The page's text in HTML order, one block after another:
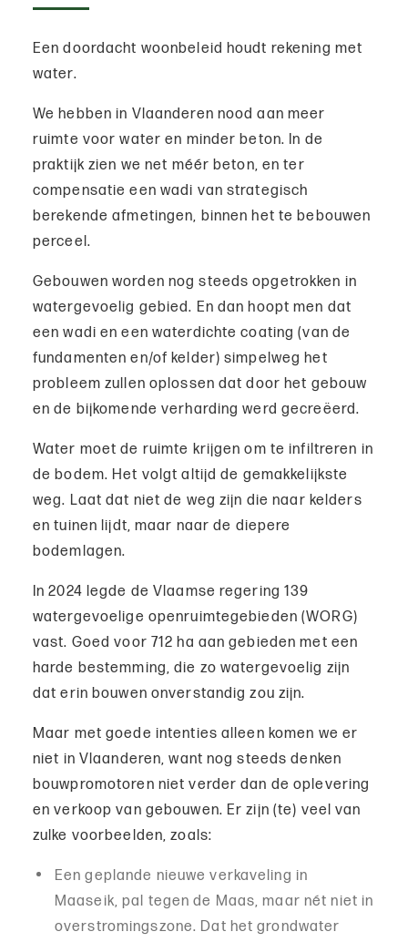
Een doordacht woonbeleid houdt rekening met
water.
We hebben in Vlaanderen nood aan meer
ruimte voor water en minder beton. In de
praktijk zien we net méér beton, en ter
compensatie een wadi van strategisch
berekende afmetingen, binnen het te bebouwen
perceel.
Gebouwen worden nog steeds opgetrokken in
watergevoelig gebied. En dan hoopt men dat
een wadi en een waterdichte coating (van de
fundamenten en/of kelder) simpelweg het
probleem zullen oplossen dat door het gebouw
en de bijkomende verharding werd gecreëerd.
Water moet de ruimte krijgen om te infiltreren in
de bodem. Het volgt altijd de gemakkelijkste
weg. Laat dat niet de weg zijn die naar kelders
en tuinen lijdt, maar naar de diepere
bodemlagen.
In 2024 legde de Vlaamse regering 139
watergevoelige openruimtegebieden (WORG)
vast. Goed voor 712 ha aan gebieden met een
harde bestemming, die zo watergevoelig zijn
dat erin bouwen onverstandig zou zijn.
Maar met goede intenties alleen komen we er
niet in Vlaanderen, want nog steeds denken
bouwpromotoren niet verder dan de oplevering
en verkoop van gebouwen. Er zijn (te) veel van
zulke voorbeelden, zoals:
Een geplande nieuwe verkaveling in
Maaseik, pal tegen de Maas, maar nét niet in
overstromingszone. Dat het grondwater